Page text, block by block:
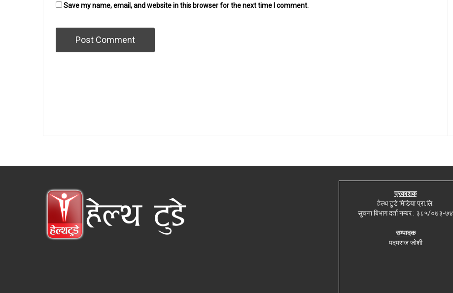
Save my name, email, and website in this browser for the next time I comment.
प्रकाशक
हेल्थ टुडे मिडिया प्रा.लि.
सुचना बिभाग दर्ता नम्बर : ३८५/०७३-७४
सम्पादक
पदमराज जोशी